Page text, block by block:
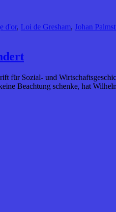
d'or, Loi de Gresham, Johan
für Sozial- und
Beachtung schenke, hat